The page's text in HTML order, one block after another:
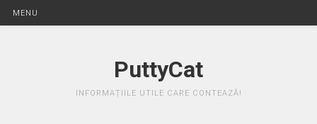
MENU
PuttyCat
INFORMAȚIILE UTILE CARE CONTEAZĂ!